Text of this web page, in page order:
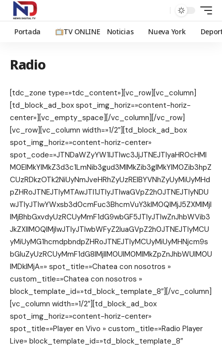
Portada TV ONLINE Noticias Nueva York
Radio
[tdc_zone type=»tdc_content»][vc_row][vc_column]
[td_block_ad_box spot_img_horiz=»content-horiz-
center»][vc_empty_space][/vc_column][/vc_row]
[vc_row][vc_column width=»1/2″][td_block_ad_box
spot_img_horiz=»content-horiz-center»
spot_code=»JTNDaWZyYW1lJTIwc3JjJTNEJTIyaHR0cHMl
M0ElMkYlMkZ3d3c1LmNib3gud3MlMkZib3glMkYlM0Zib3hpZ
CUzRDkzOTk2NiUyNmJveHRhZyUzRElBYVNhZyUyMiUyMHd
pZHRoJTNEJTIyMTAwJTI1JTIyJTIwaGVpZ2h0JTNEJTIyNDU
wJTIyJTIwYWxsb3d0cmFuc3BhcmVuY3klM0QlMjJ5ZXMlMjI
lMjBhbGxvdyUzRCUyMmF1dG9wbGF5JTIyJTIwZnJhbWVib3
JkZXIlM0QlMjIwJTIyJTIwbWFyZ2luaGVpZ2h0JTNEJTIyMCU
yMiUyMG1hcmdpbndpZHRoJTNEJTIyMCUyMiUyMHNjcm9s
bGluZyUzRCUyMmF1dG8lMjIlM0UlM0MlMkZpZnJhbWUlM0U
lMDklMjA=» spot_title=»Chatea con nosotros »
custom_title=»Chatea con nosotros »
block_template_id=»td_block_template_8″][/vc_column]
[vc_column width=»1/2″][td_block_ad_box
spot_img_horiz=»content-horiz-center»
spot_title=»Player en Vivo » custom_title=»Radio Player
Live» block_template_id=»td_block_template_8″